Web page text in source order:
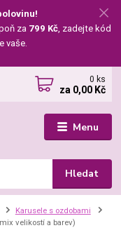
za 799 Kč, zadejte kód
vaše.
Menu
Hledat
0 ks
za 0,00 Kč
Karusele s ozdobami
velikostí a barev)